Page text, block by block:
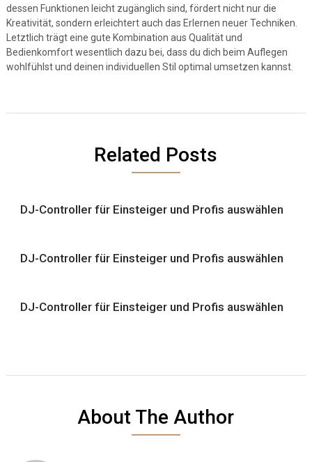
dessen Funktionen leicht zugänglich sind, fördert nicht nur die
Kreativität, sondern erleichtert auch das Erlernen neuer Techniken.
Letztlich trägt eine gute Kombination aus Qualität und
Bedienkomfort wesentlich dazu bei, dass du dich beim Auflegen
wohlfühlst und deinen individuellen Stil optimal umsetzen kannst.
Related Posts
DJ-Controller für Einsteiger und Profis auswählen
DJ-Controller für Einsteiger und Profis auswählen
DJ-Controller für Einsteiger und Profis auswählen
About The Author